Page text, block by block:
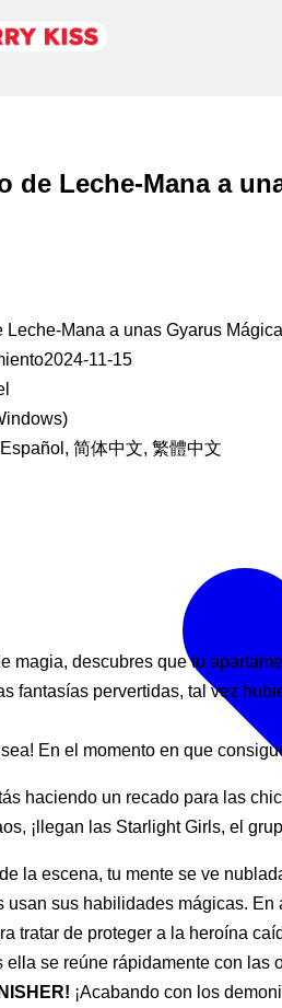
de Leche-Mana a
2024-11-15
简体中文, 繁體中文
magia, descubres que tu
fantasías pervertidas, tal vez
En el momento en que
haciendo un recado para las
¡llegan las Starlight Girls, el
la escena, tu mente se ve
usan sus habilidades mágicas.
tratar de proteger a la heroína
ella se reúne rápidamente con
¡Acabando con los